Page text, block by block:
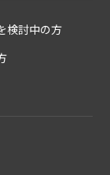
検討中の方